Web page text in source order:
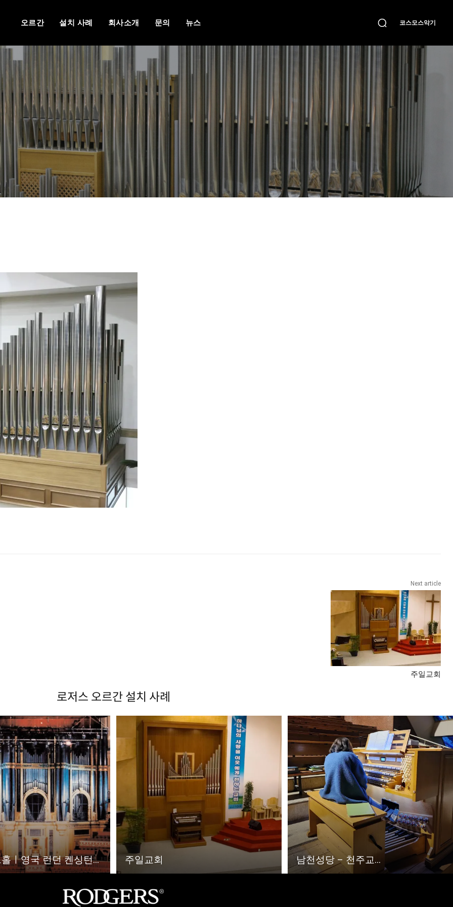
오르간 설치 사례 회사소개 문의 뉴스 코스모스악기
Next article
주일교회
로저스 오르간 설치 사례
ㅣ영국 런던 켄싱턴... 주일교회 남천성당 – 천주교...